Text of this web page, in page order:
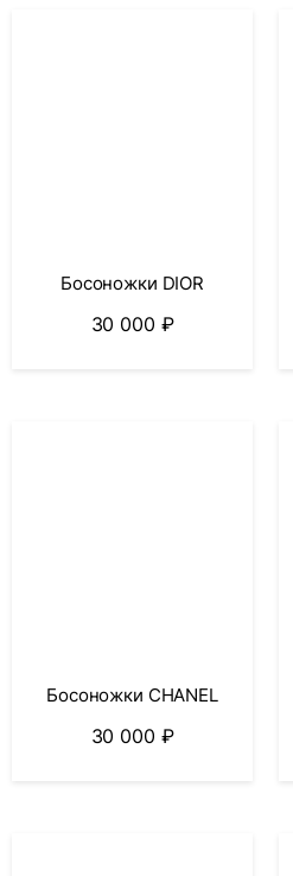
Босоножки DIOR
30 000 ₽
Босоножки CHANEL
30 000 ₽